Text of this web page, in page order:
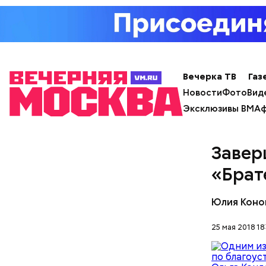
Вечерка ТВ
НовостиФото
Эксклюзивы ВМ
Юлия
25 мая 2018
В
1936